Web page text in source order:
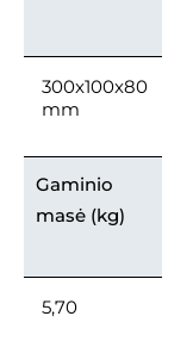
300x100x80
mm
Gaminio
masė (kg)
5,70